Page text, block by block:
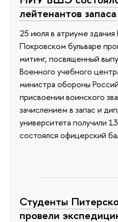
лейтенантов запаса
25 июля в атриуме
Покровском бульваре
митинг, посвященный
Военного учебного
министра обороны
присвоении воинского
зачислением в запас и
университета получили
состоялся офицерский
Студенты
провели